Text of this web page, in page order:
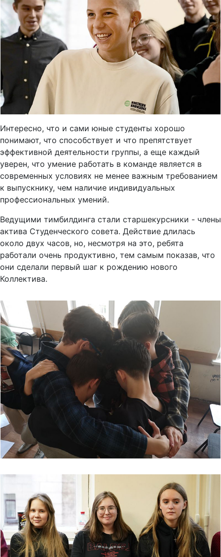
Интересно, что и сами юные студенты хорошо
понимают, что способствует и что препятствует
эффективной деятельности группы, а еще каждый
уверен, что умение работать в команде является в
современных условиях не менее важным требованием
к выпускнику, чем наличие индивидуальных
профессиональных умений.
Ведущими тимбилдинга стали старшекурсники - члены
актива Студенческого совета. Действие длилась
около двух часов, но, несмотря на это, ребята
работали очень продуктивно, тем самым показав, что
они сделали первый шаг к рождению нового
Коллектива.